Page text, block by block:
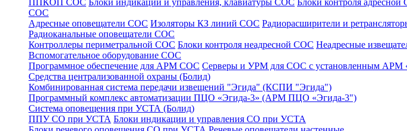
ППКОП СОС Блоки индикации и управления, клавиатуры СОС Блоки контроля
СОС
Адресные оповещатели СОС Изоляторы КЗ линий СОС Радиорасширители и
Радиоканальные оповещатели СОС
Контроллеры периметральной СОС Блоки контроля неадресной СОС Неадресные
Вспомогательное оборудование СОС
Программное обеспечение для АРМ СОС Серверы и УРМ для СОС с установленным АРМ
Средства централизованной охраны (Болид)
Комбинированная система передачи извещений "Эгида" (КСПИ "Эгида")
Программный комплекс автоматизации ПЦО «Эгида-3» (АРМ ПЦО «Эгида-3")
Система оповещения при УСТА (Болид)
ППУ СО при УСТА Блоки индикации и управления СО при УСТА